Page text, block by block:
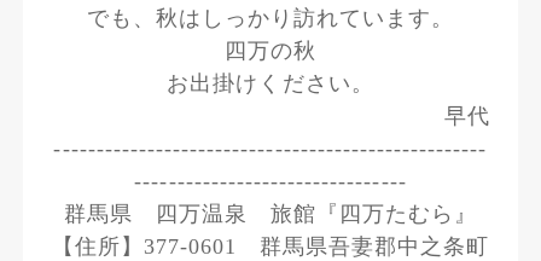
でも、秋はしっかり訪れています。
四万の秋
お出掛けください。
早代
---------------------------------------------------
--------------------------------
群馬県 四万温泉 旅館『四万たむら』
【住所】377-0601 群馬県吾妻郡中之条町